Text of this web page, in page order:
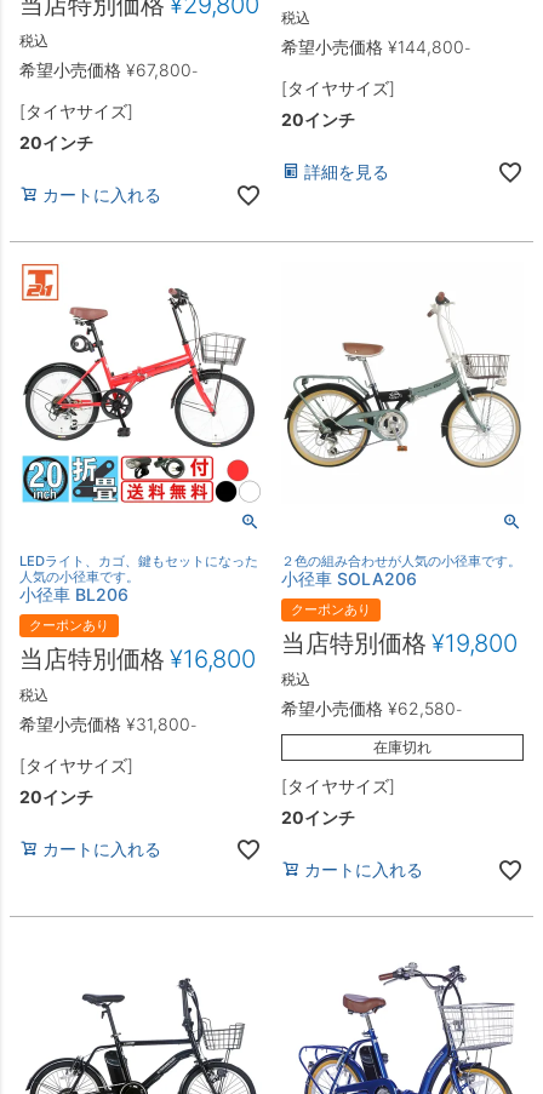
希望小売価格 ¥67,800-
税込
[タイヤサイズ]
20インチ
カートに入れる
希望小売価格 ¥144,800-
税込
[タイヤサイズ]
20インチ
詳細を見る
LEDライト、カゴ、鍵もセットになった
人気の小径車です。
小径車 BL206
クーポンあり
希望小売価格 ¥31,800-
当店特別価格 ¥16,800
税込
[タイヤサイズ]
20インチ
カートに入れる
２色の組み合わせが人気の小径車です。
小径車 SOLA206
クーポンあり
希望小売価格 ¥62,580-
当店特別価格 ¥19,800
税込
在庫切れ
[タイヤサイズ]
20インチ
カートに入れる